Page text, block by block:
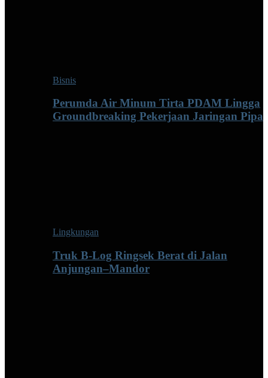
Bisnis
Perumda Air Minum Tirta PDAM Lingga
Groundbreaking Pekerjaan Jaringan Pipa
Lingkungan
Truk B-Log Ringsek Berat di Jalan
Anjungan–Mandor